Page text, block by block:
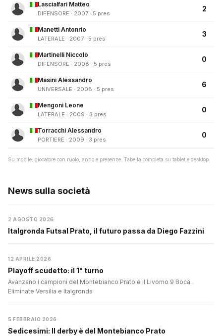
Lascialfari Matteo
DIFENSORE · 2007 · 5 pres
2
Manetti Antonrio
LATERALE · 2007 · 5 pres
3
Martinelli Niccolò
DIFENSORE · 2008 · 5 pres
0
Masini Alessandro
UNIVERSALE · 2008 · 5 pres
6
Mengoni Leone
LATERALE · 2009 · 3 pres
0
Torracchi Alessandro
PORTIERE · 2009 · 3 pres
0
Su mobile: giocatore con ruolo, anno e presenze. Tabella completa su tablet e desktop.
News sulla società
2 AGOSTO 2026
Italgronda Futsal Prato, il futuro passa da Diego Fazzini
12 APRILE 2026
Playoff scudetto: il 1° turno
Avanzano i campioni del Montebianco Prato e il Livorno 9 Boca.
Eliminate Versilia e Italgronda
5 FEBBRAIO 2026
Sedicesimi: Il derby è del Montebianco Prato